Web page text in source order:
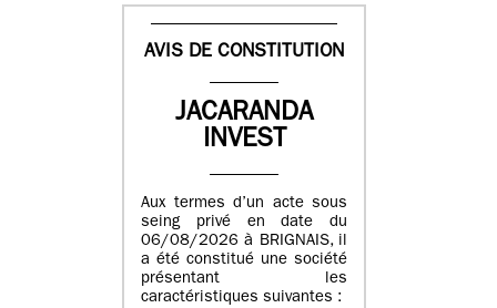
AVIS DE CONSTITUTION
JACARANDA
INVEST
Aux termes d’un acte sous
seing privé en date du
06/08/2026 à BRIGNAIS, il
a été constitué une société
présentant les
caractéristiques suivantes :